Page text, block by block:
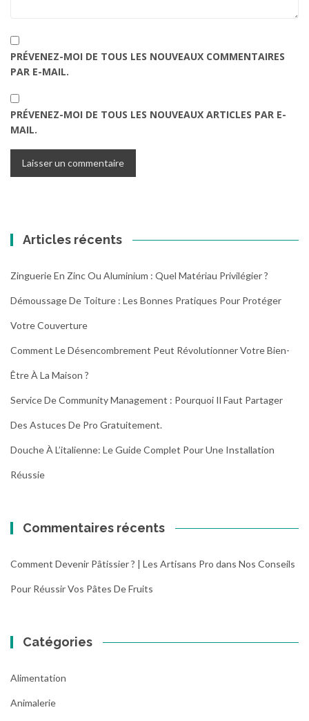
PRÉVENEZ-MOI DE TOUS LES NOUVEAUX COMMENTAIRES
PAR E-MAIL.
PRÉVENEZ-MOI DE TOUS LES NOUVEAUX ARTICLES PAR E-
MAIL.
Articles récents
Zinguerie En Zinc Ou Aluminium : Quel Matériau Privilégier ?
Démoussage De Toiture : Les Bonnes Pratiques Pour Protéger
Votre Couverture
Comment Le Désencombrement Peut Révolutionner Votre Bien-
Être À La Maison ?
Service De Community Management : Pourquoi Il Faut Partager
Des Astuces De Pro Gratuitement.
Douche À L’italienne: Le Guide Complet Pour Une Installation
Réussie
Commentaires récents
Comment Devenir Pâtissier ? | Les Artisans Pro dans Nos Conseils
Pour Réussir Vos Pâtes De Fruits
Catégories
Alimentation
Animalerie